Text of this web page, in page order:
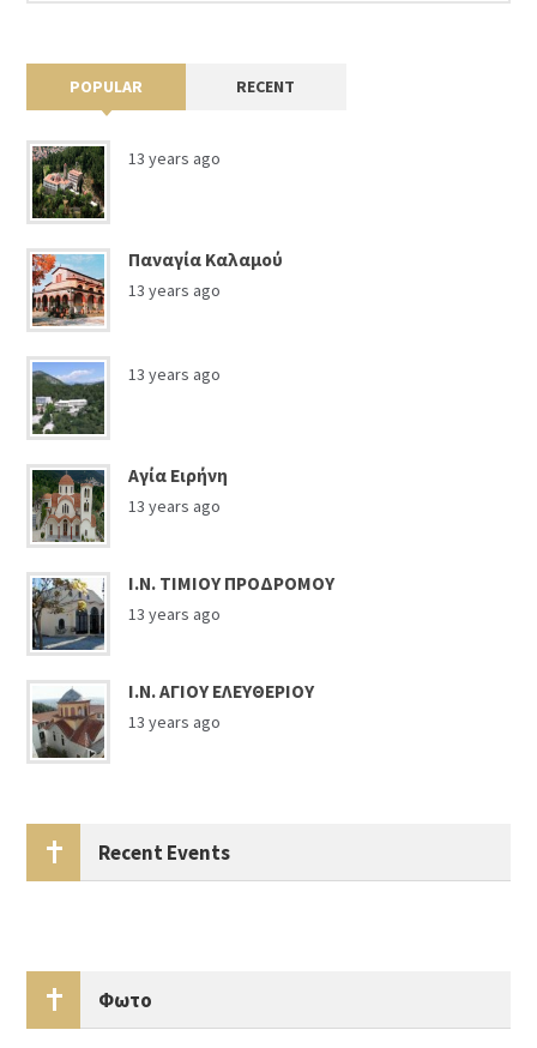
POPULAR RECENT
13 years ago
Παναγία Καλαμού
13 years ago
13 years ago
Αγία Ειρήνη
13 years ago
Ι.Ν. ΤΙΜΙΟΥ ΠΡΟΔΡΟΜΟΥ
13 years ago
Ι.Ν. ΑΓΙΟΥ ΕΛΕΥΘΕΡΙΟΥ
13 years ago
Recent Events
Φωτο